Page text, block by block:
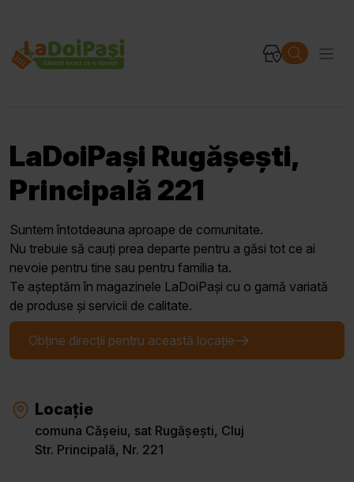
LaDoiPași Rugășești,
Principală 221
Suntem întotdeauna aproape de comunitate.
Nu trebuie să cauți prea departe pentru a găsi tot ce ai
nevoie pentru tine sau pentru familia ta.
Te așteptăm în magazinele LaDoiPași cu o gamă variată
de produse și servicii de calitate.
Obține direcții pentru această locație
Locație
comuna Cășeiu, sat Rugășești, Cluj
Str. Principală, Nr. 221